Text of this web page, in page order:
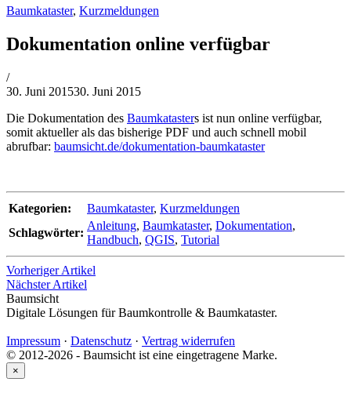
Baumkataster, Kurzmeldungen
Dokumentation online verfügbar
von
Philipp
/
30. Juni 201530. Juni 2015
Die Dokumentation des Baumkatasters ist nun online verfügbar,
somit aktueller als das bisherige PDF und auch schnell mobil
abrufbar: baumsicht.de/dokumentation-baumkataster
Kategorien: Baumkataster, Kurzmeldungen
Schlagwörter:
Anleitung, Baumkataster, Dokumentation,
Handbuch, QGIS, Tutorial
Vorheriger Artikel
Nächster Artikel
Baumsicht
Digitale Lösungen für Baumkontrolle & Baumkataster.
Impressum · Datenschutz · Vertrag widerrufen
© 2012-2026 - Baumsicht ist eine eingetragene Marke.
×